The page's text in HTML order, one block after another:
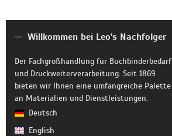
Willkommen bei Leo's Nachfolger
Der Fachgroßhandlung für Buchbinderbedarf
und Druckweiterverarbeitung. Seit 1869
bieten wir Ihnen eine umfangreiche Palette
an Materialien und Dienstleistungen.
Deutsch
English